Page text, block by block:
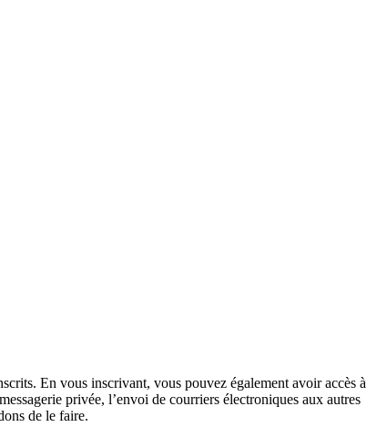
En vous inscrivant, vous pouvez également avoir accès à
privée, l’envoi de courriers électroniques aux autres
de le faire.